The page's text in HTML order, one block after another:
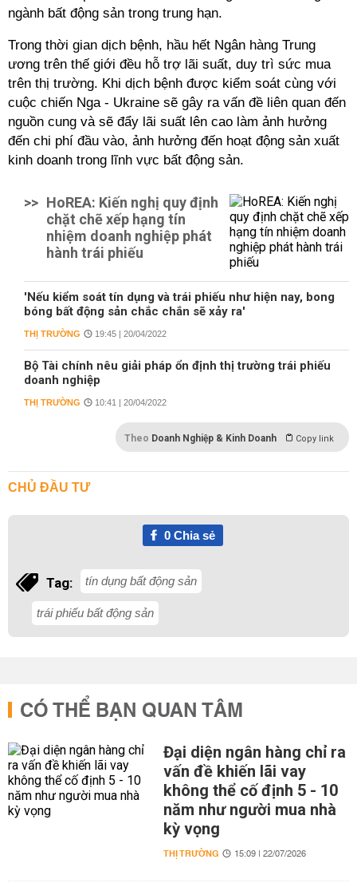
ngành bất động sản trong trung hạn.
Trong thời gian dịch bệnh, hầu hết Ngân hàng Trung
ương trên thế giới đều hỗ trợ lãi suất, duy trì sức mua
trên thị trường. Khi dịch bệnh được kiểm soát cùng với
cuộc chiến Nga - Ukraine sẽ gây ra vấn đề liên quan đến
nguồn cung và sẽ đẩy lãi suất lên cao làm ảnh hưởng
đến chi phí đầu vào, ảnh hưởng đến hoạt động sản xuất
kinh doanh trong lĩnh vực bất động sản.
>> HoREA: Kiến nghị quy định
chặt chẽ xếp hạng tín
nhiệm doanh nghiệp phát
hành trái phiếu
'Nếu kiểm soát tín dụng và trái phiếu như hiện nay, bong
bóng bất động sản chắc chắn sẽ xảy ra'
THỊ TRƯỜNG 19:45 | 20/04/2022
Bộ Tài chính nêu giải pháp ổn định thị trường trái phiếu
doanh nghiệp
THỊ TRƯỜNG 10:41 | 20/04/2022
Theo Doanh Nghiệp & Kinh Doanh Copy link
CHỦ ĐẦU TƯ
0Chia sẻ
Tag: tín dụng bất động sản
trái phiếu bất động sản
CÓ THỂ BẠN QUAN TÂM
Đại diện ngân hàng chỉ ra
vấn đề khiến lãi vay
không thể cố định 5 - 10
năm như người mua nhà
kỳ vọng
THỊ TRƯỜNG 15:09 | 22/07/2026